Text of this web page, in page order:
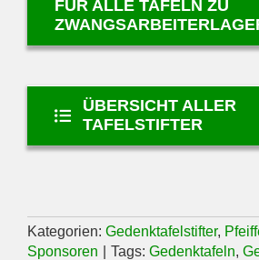
FÜR ALLE TAFELN ZU
ÜBERSICHT ALLER
TAFELSTIFTER
Kategorien: Gedenktafelstifter,
Sponsoren
Tags: Gedenktafeln,